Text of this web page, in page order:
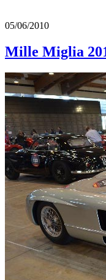
05/06/2010
Mille Miglia